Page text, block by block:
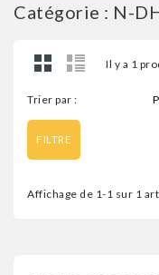
Catégorie : N-
Il y a 1
Trier par :
FILTRE
Affichage de 1-1 sur 1